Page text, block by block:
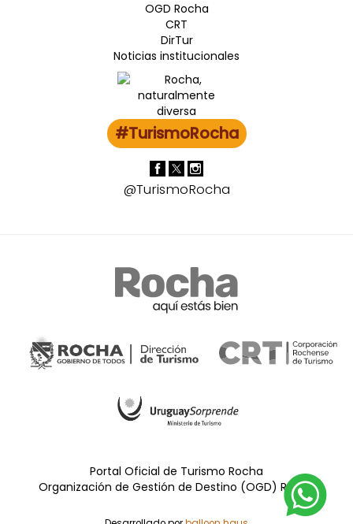
OGD Rocha
CRT
DirTur
Noticias institucionales
#TurismoRocha
@TurismoRocha
Portal Oficial de Turismo Rocha
Organización de Gestión de Destino (OGD) Rocha